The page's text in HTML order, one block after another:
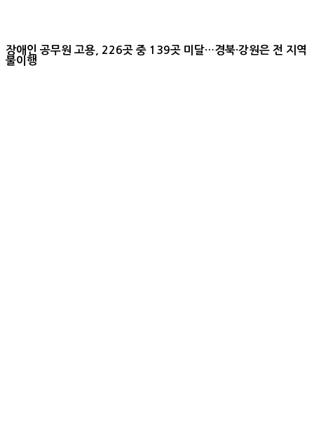
장애인 공무원 고용, 226곳 중 139곳 미달…경북·강원은 전 지역
불이행